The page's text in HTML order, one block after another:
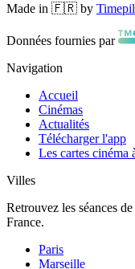
Made in 🇫🇷 by
Données fournies par
Navigation
Accueil
Cinémas
Actualités
Télécharger l'app
Les cartes cinéma
Villes
Retrouvez les séances
France.
Paris
Marseille